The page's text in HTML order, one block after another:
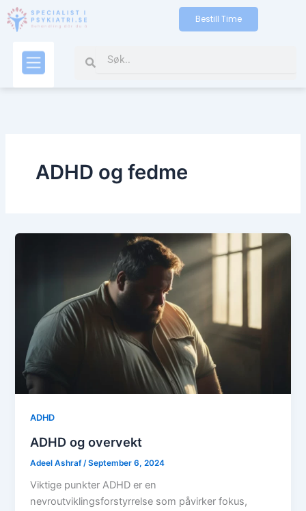
Skip
to
Bestill Time
Search
ADHD og fedme
ADHD
ADHD og overvekt
Adeel Ashraf /September 6, 2024
Viktige punkter ADHD er en
nevroutviklingsforstyrrelse som påvirker fokus,